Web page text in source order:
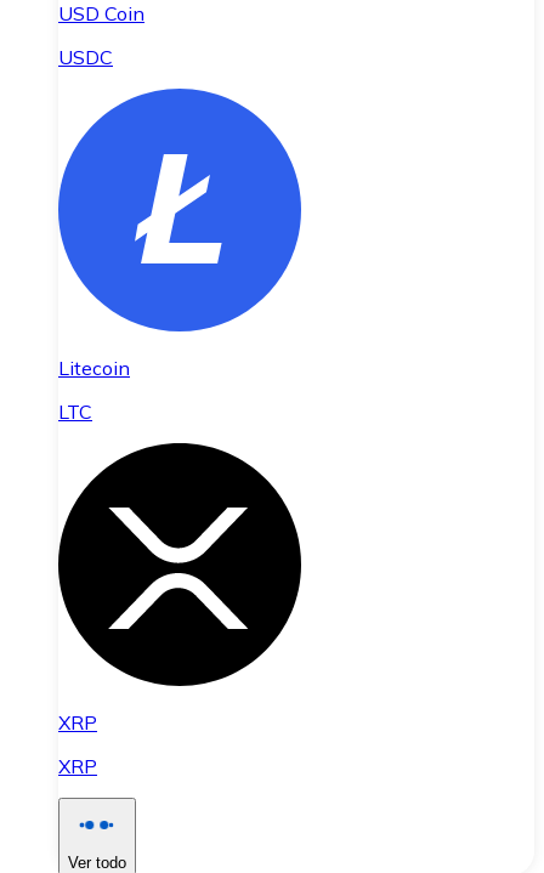
USD Coin
USDC
Litecoin
LTC
XRP
XRP
Ver todo